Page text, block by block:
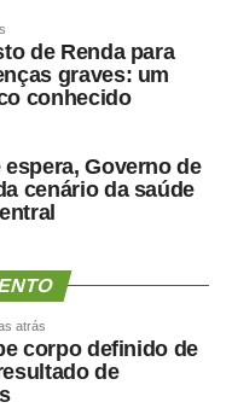
de Renda para
graves: um
conhecido
Governo de
cenário da saúde
atrás
corpo definido de
de